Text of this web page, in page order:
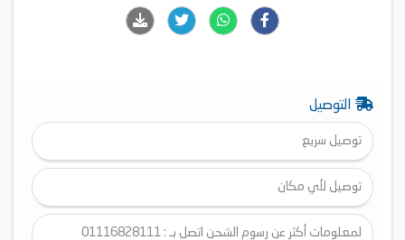
التوصيل
توصيل سريع
توصيل لأي مكان
لمعلومات أكثر عن رسوم الشحن اتصل بـ : 01116828111